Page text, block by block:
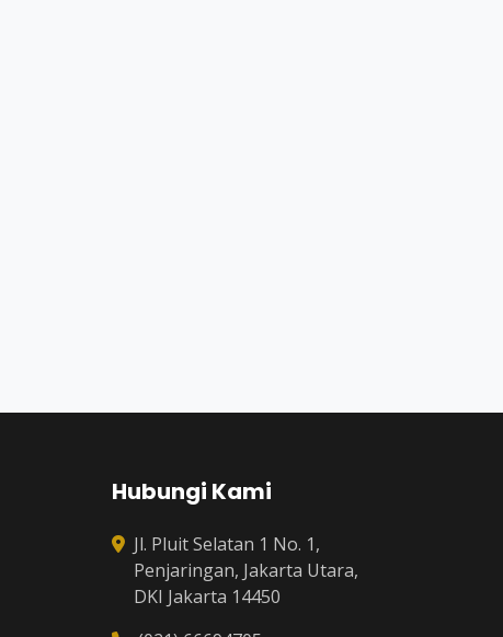
Hubungi Kami
Jl. Pluit Selatan 1 No. 1,
Penjaringan, Jakarta Utara,
DKI Jakarta 14450